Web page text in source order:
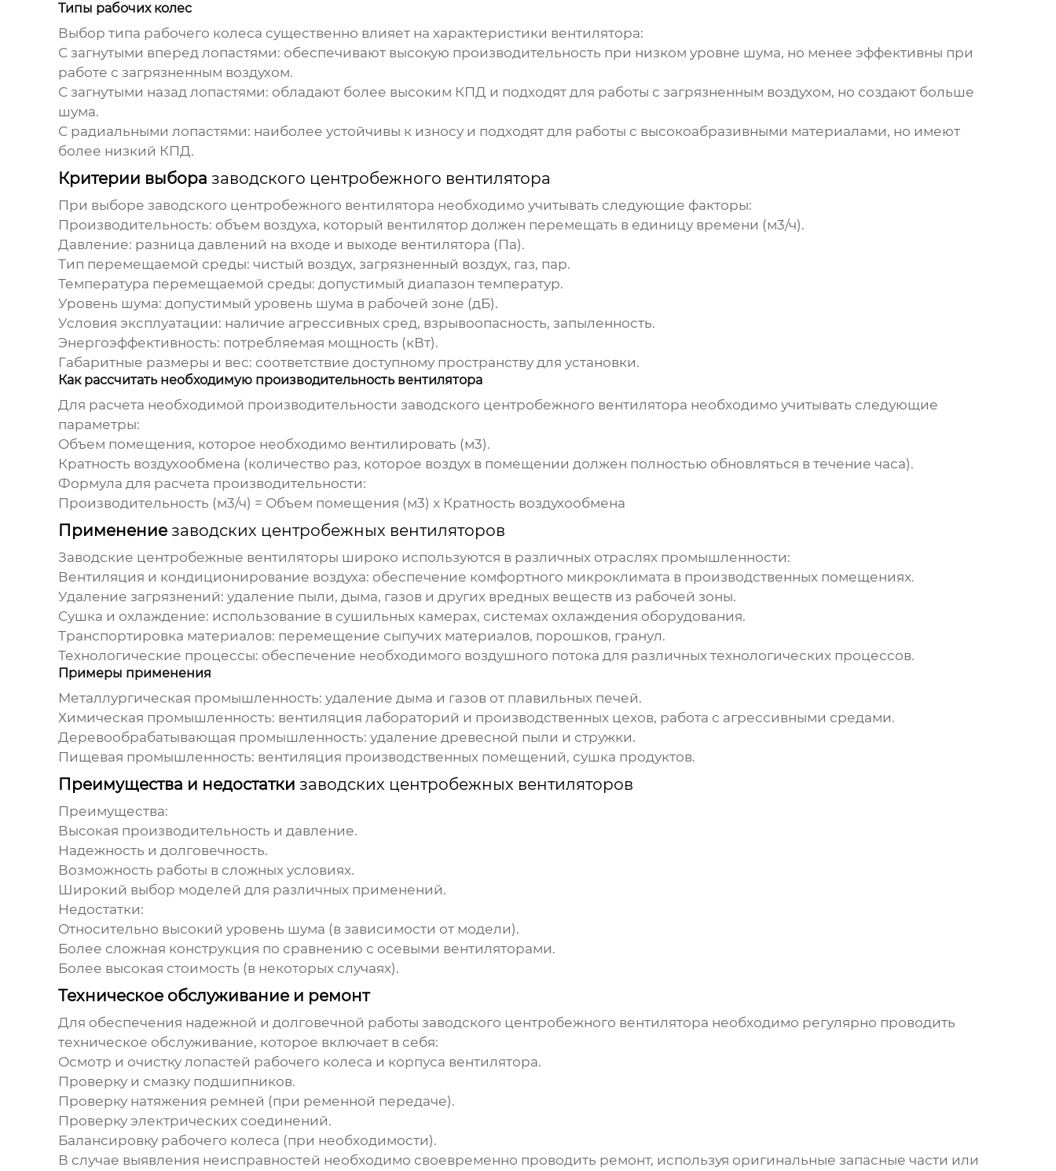
Типы рабочих колес
Выбор типа рабочего колеса существенно влияет на характеристики вентилятора:
С загнутыми вперед лопастями: обеспечивают высокую производительность при низком уровне шума, но менее эффективны при
работе с загрязненным воздухом.
С загнутыми назад лопастями: обладают более высоким КПД и подходят для работы с загрязненным воздухом, но создают больше
шума.
С радиальными лопастями: наиболее устойчивы к износу и подходят для работы с высокоабразивными материалами, но имеют
более низкий КПД.
Критерии выбора заводского центробежного вентилятора
При выборе заводского центробежного вентилятора необходимо учитывать следующие факторы:
Производительность: объем воздуха, который вентилятор должен перемещать в единицу времени (м3/ч).
Давление: разница давлений на входе и выходе вентилятора (Па).
Тип перемещаемой среды: чистый воздух, загрязненный воздух, газ, пар.
Температура перемещаемой среды: допустимый диапазон температур.
Уровень шума: допустимый уровень шума в рабочей зоне (дБ).
Условия эксплуатации: наличие агрессивных сред, взрывоопасность, запыленность.
Энергоэффективность: потребляемая мощность (кВт).
Габаритные размеры и вес: соответствие доступному пространству для установки.
Как рассчитать необходимую производительность вентилятора
Для расчета необходимой производительности заводского центробежного вентилятора необходимо учитывать следующие
параметры:
Объем помещения, которое необходимо вентилировать (м3).
Кратность воздухообмена (количество раз, которое воздух в помещении должен полностью обновляться в течение часа).
Формула для расчета производительности:
Производительность (м3/ч) = Объем помещения (м3) x Кратность воздухообмена
Применение заводских центробежных вентиляторов
Заводские центробежные вентиляторы широко используются в различных отраслях промышленности:
Вентиляция и кондиционирование воздуха: обеспечение комфортного микроклимата в производственных помещениях.
Удаление загрязнений: удаление пыли, дыма, газов и других вредных веществ из рабочей зоны.
Сушка и охлаждение: использование в сушильных камерах, системах охлаждения оборудования.
Транспортировка материалов: перемещение сыпучих материалов, порошков, гранул.
Технологические процессы: обеспечение необходимого воздушного потока для различных технологических процессов.
Примеры применения
Металлургическая промышленность: удаление дыма и газов от плавильных печей.
Химическая промышленность: вентиляция лабораторий и производственных цехов, работа с агрессивными средами.
Деревообрабатывающая промышленность: удаление древесной пыли и стружки.
Пищевая промышленность: вентиляция производственных помещений, сушка продуктов.
Преимущества и недостатки заводских центробежных вентиляторов
Преимущества:
Высокая производительность и давление.
Надежность и долговечность.
Возможность работы в сложных условиях.
Широкий выбор моделей для различных применений.
Недостатки:
Относительно высокий уровень шума (в зависимости от модели).
Более сложная конструкция по сравнению с осевыми вентиляторами.
Более высокая стоимость (в некоторых случаях).
Техническое обслуживание и ремонт
Для обеспечения надежной и долговечной работы заводского центробежного вентилятора необходимо регулярно проводить
техническое обслуживание, которое включает в себя:
Осмотр и очистку лопастей рабочего колеса и корпуса вентилятора.
Проверку и смазку подшипников.
Проверку натяжения ремней (при ременной передаче).
Проверку электрических соединений.
Балансировку рабочего колеса (при необходимости).
В случае выявления неисправностей необходимо своевременно проводить ремонт, используя оригинальные запасные части или